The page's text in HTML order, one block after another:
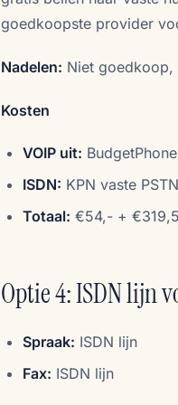
goedkoopste provider
Nadelen: Niet goedkoop,
Kosten
VOIP uit:
ISDN: KPN vaste
Totaal: €54,- +
Optie 4: ISDN lijn
Spraak: ISDN lijn
Fax: ISDN lijn